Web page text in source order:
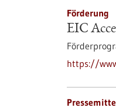
Förderung
EIC
https://